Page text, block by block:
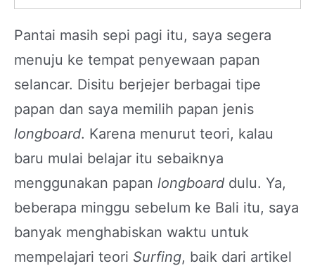
Pantai masih sepi pagi itu, saya segera
menuju ke tempat penyewaan papan
selancar. Disitu berjejer berbagai tipe
papan dan saya memilih papan jenis
longboard. Karena menurut teori, kalau
baru mulai belajar itu sebaiknya
menggunakan papan longboard dulu. Ya,
beberapa minggu sebelum ke Bali itu, saya
banyak menghabiskan waktu untuk
mempelajari teori Surfing, baik dari artikel